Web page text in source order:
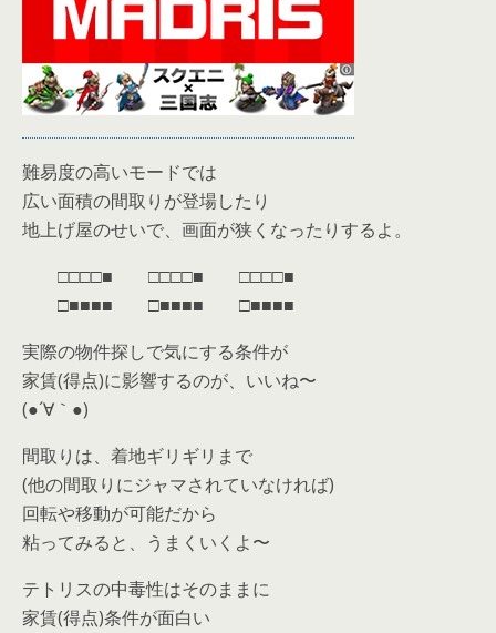
難易度の高いモードでは
広い面積の間取りが登場したり
地上げ屋のせいで、画面が狭くなったりするよ。
□□□□■ □□□□■ □□□□■
□■■■■ □■■■■ □■■■■
実際の物件探しで気にする条件が
家賃(得点)に影響するのが、いいね〜
(●´∀｀●)
間取りは、着地ギリギリまで
(他の間取りにジャマされていなければ)
回転や移動が可能だから
粘ってみると、うまくいくよ〜
テトリスの中毒性はそのままに
家賃(得点)条件が面白い